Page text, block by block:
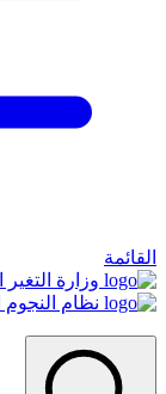
القائمة
وزارة التغير
نظام